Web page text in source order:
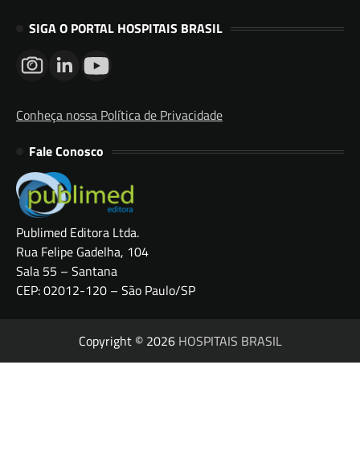
SIGA O PORTAL HOSPITAIS BRASIL
Conheça nossa Política de Privacidade
Fale Conosco
Publimed Editora Ltda.
Rua Felipe Gadelha, 104
Sala 55 – Santana
CEP: 02012-120 – São Paulo/SP
Copyright © 2026 HOSPITAIS BRASIL